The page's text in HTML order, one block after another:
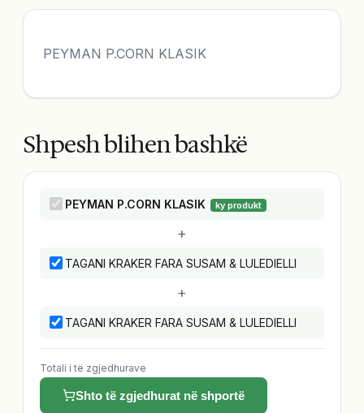
PEYMAN P.CORN KLASIK
Shpesh blihen bashkë
PEYMAN P.CORN KLASIK ky produkt
+
TAGANI KRAKER FARA SUSAM & LULEDIELLI
+
TAGANI KRAKER FARA SUSAM & LULEDIELLI
Totali i të zgjedhurave
Shto të zgjedhurat në shportë